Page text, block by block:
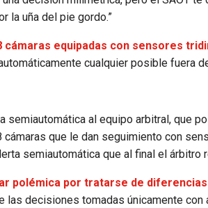
la uña del pie gordo.”
cámaras equipadas con sensores
cualquier posible fuera
semiautomática al equipo arbitral, que
que le dan seguimiento con
semiautomática que al final el árbitro
polémica por tratarse de diferencias
decisiones tomadas únicamente con